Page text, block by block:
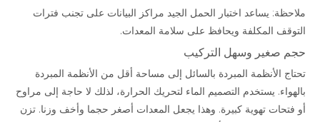
ملاحظة: يساعد اختبار الحمل الجيد مراكز البيانات على تجنب فترات
التوقف المكلفة ويحافظ على سلامة المعدات.
حجم صغير وسهل التركيب
تحتاج الأنظمة المبردة بالسائل إلى مساحة أقل من الأنظمة المبردة
بالهواء. يستخدم التصميم الماء لتحريك الحرارة، لذلك لا حاجة إلى مراوح
أو فتحات تهوية كبيرة. وهذا يجعل المعدات أصغر حجما وأخف وزنا. تزن